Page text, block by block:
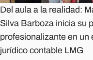
Del aula a la realidad:
Silva Barboza inicia su
profesionalizante en un
jurídico contable LMG